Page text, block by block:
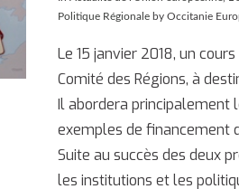
Politique Régionale by Occitanie
Le 15 janvier 2018, un
Comité des Régions, à
Il abordera principalement
exemples de financement
Suite au succès des deux
les institutions et les